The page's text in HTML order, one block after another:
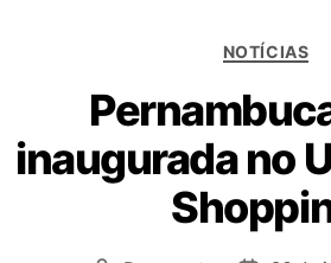
NOTÍCIAS
inaugurada no